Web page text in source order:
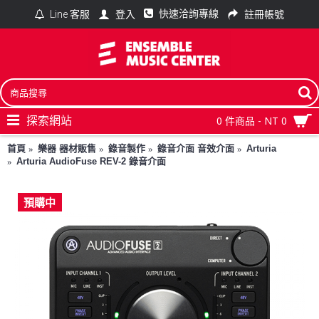
Line 客服 登入 快速洽詢專線 註冊帳號
0 件商品 - NT 0
探索網站
首頁 樂器 器材販售 錄音製作 錄音介面 音效介面
Arturia
Arturia AudioFuse REV-2 錄音介面
預購中